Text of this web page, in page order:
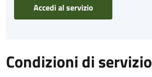
Accedi al servizio
Condizioni di servizio